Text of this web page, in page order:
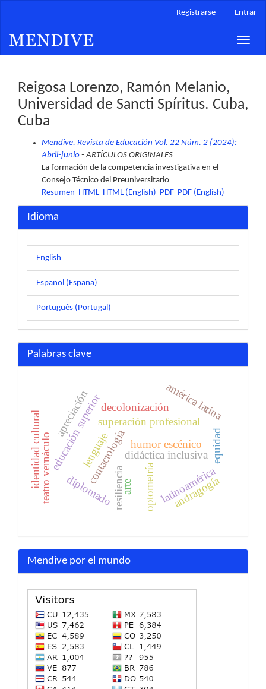
principal
Barra
Registrarse Entrar
Toggle
Reigosa Lorenzo, Ramón Melanio,
Universidad de Sancti Spíritus. Cuba,
Cuba
Mendive. Revista de Educación Vol. 22 Núm. 2 (2024):
Abril-junio - ARTÍCULOS ORIGINALES
La formación de la competencia investigativa en el
Consejo Técnico del Preuniversitario
Resumen HTML HTML (English) PDF PDF (English)
Idioma
English
Español (España)
Português (Portugal)
Palabras clave
contactología
diplomado optometría
superación profesional
didáctica inclusiva
educación superior américa latina
equidad
resiliencia latinoamérica
lenguaje
arte
humor escénico
teatro vernáculo
decolonización
apreciación
andragogía
identidad cultural
Mendive por el mundo